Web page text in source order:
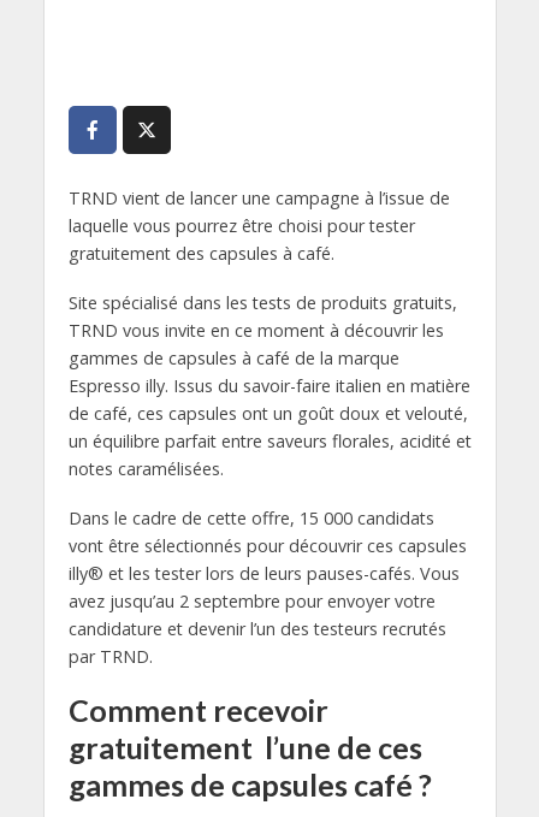
TRND vient de lancer une campagne à l’issue de
laquelle vous pourrez être choisi pour tester
gratuitement des capsules à café.
Site spécialisé dans les tests de produits gratuits,
TRND vous invite en ce moment à découvrir les
gammes de capsules à café de la marque
Espresso illy. Issus du savoir-faire italien en matière
de café, ces capsules ont un goût doux et velouté,
un équilibre parfait entre saveurs florales, acidité et
notes caramélisées.
Dans le cadre de cette offre, 15 000 candidats
vont être sélectionnés pour découvrir ces capsules
illy® et les tester lors de leurs pauses-cafés. Vous
avez jusqu’au 2 septembre pour envoyer votre
candidature et devenir l’un des testeurs recrutés
par TRND.
Comment recevoir
gratuitement l’une de ces
gammes de capsules café ?